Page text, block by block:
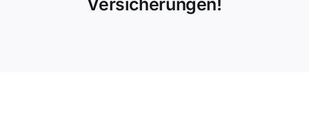
Hilfe und KontaktVersicherungen!